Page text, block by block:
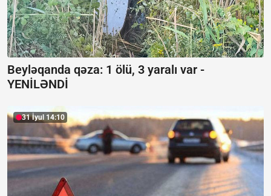
Beyləqanda qəza: 1 ölü, 3 yaralı var -
YENİLƏNDİ
31 İyul 14:10